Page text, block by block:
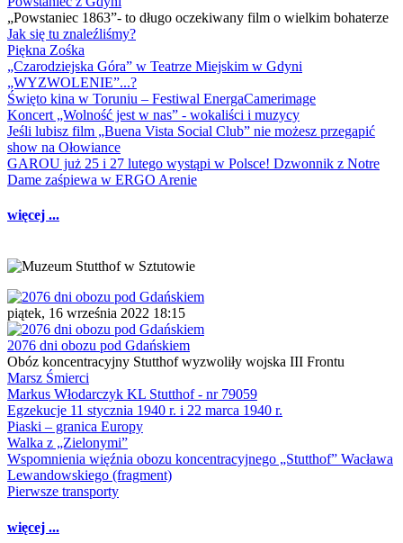
„Powstaniec 1863”- to długo oczekiwany film o wielkim bohaterze
Jak się tu znaleźliśmy?
Piękna Zośka
„Czarodziejska Góra” w Teatrze Miejskim w Gdyni
„WYZWOLENIE”...?
Święto kina w Toruniu – Festiwal EnergaCamerimage
Koncert „Wolność jest w nas” - wokaliści i muzycy
Jeśli lubisz film „Buena Vista Social Club” nie możesz przegapić
show na Ołowiance
GAROU już 25 i 27 lutego wystąpi w Polsce! Dzwonnik z Notre
Dame zaśpiewa w ERGO Arenie
więcej ...
piątek, 16 września 2022 18:15
2076 dni obozu pod Gdańskiem
Obóz koncentracyjny Stutthof wyzwoliły wojska III Frontu
Marsz Śmierci
Markus Włodarczyk KL Stutthof - nr 79059
Egzekucje 11 stycznia 1940 r. i 22 marca 1940 r.
Piaski – granica Europy
Walka z „Zielonymi”
Wspomnienia więźnia obozu koncentracyjnego „Stutthof” Wacława
Lewandowskiego (fragment)
Pierwsze transporty
więcej ...